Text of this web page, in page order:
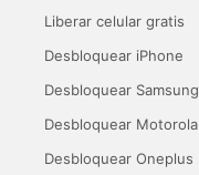
Liberar celular gratis
Desbloquear iPhone
Desbloquear Samsung
Desbloquear Motorola
Desbloquear Oneplus